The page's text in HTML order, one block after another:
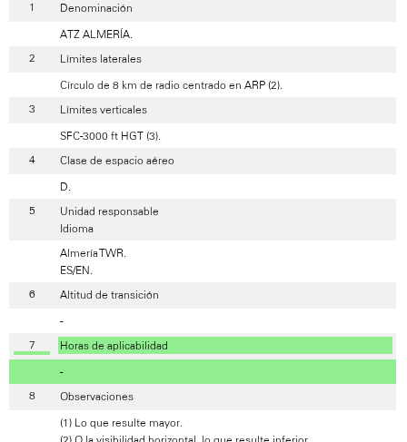
Denominación
ATZ ALMERÍA.
Límites laterales
Círculo de 8 km de radio centrado en ARP (2).
Límites verticales
SFC-3000 ft HGT (3).
Clase de espacio aéreo
D.
Unidad responsable
Idioma
Almería TWR.
ES/EN.
Altitud de transición
-
Horas de aplicabilidad
-
Observaciones
(1) Lo que resulte mayor.